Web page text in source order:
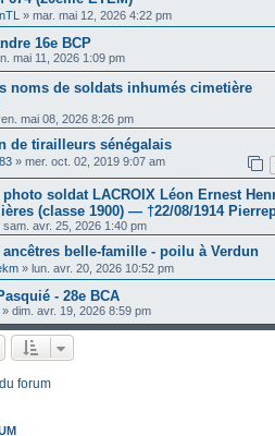
» mar. mai 12, 2026 4:22 pm
16e BCP
mai 11, 2026 1:09 pm
noms de soldats inhumés cimetière
mai 08, 2026 8:26 pm
de tirailleurs sénégalais
» mer. oct. 02, 2019 9:07 am
photo soldat LACROIX Léon Ernest
(classe 1900) — †22/08/1914
sam. avr. 25, 2026 1:40 pm
ancêtres belle-famille - poilu à Verdun
» lun. avr. 20, 2026 10:52 pm
- 28e BCA
» dim. avr. 19, 2026 8:59 pm
forum